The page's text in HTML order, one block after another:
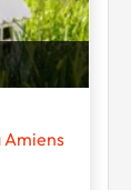
Amiens